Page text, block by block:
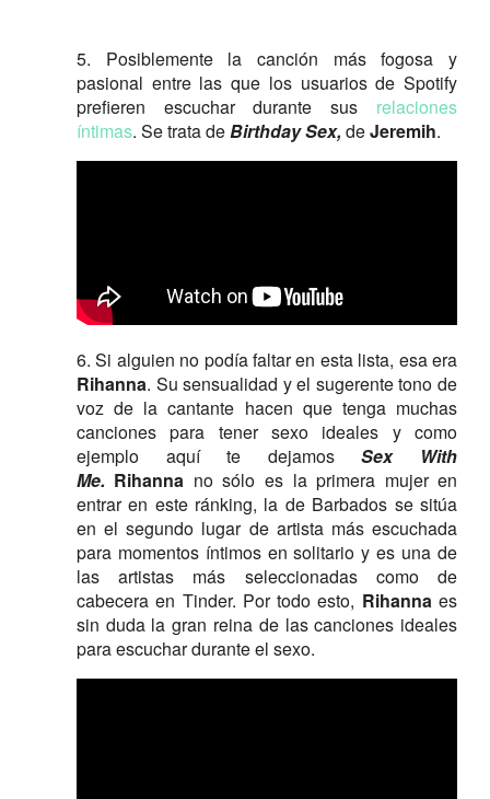
5. Posiblemente la canción más fogosa y
pasional entre las que los usuarios de Spotify
prefieren escuchar durante sus relaciones
íntimas. Se trata deBirthday Sex, deJeremih.
6. Si alguien no podía faltar en esta lista, esa era
Rihanna. Su sensualidad y el sugerente tono de
voz de la cantante hacen que tenga muchas
canciones para tener sexo ideales y como
ejemplo aquí te dejamosSex With
Me. Rihanna no sólo es la primera mujer en
entrar en este ránking, la de Barbados se sitúa
en el segundo lugar de artista más escuchada
para momentos íntimos en solitario y es una de
las artistas más seleccionadas como de
cabecera en Tinder. Por todo esto, Rihannaes
sin duda la gran reina de las canciones ideales
para escuchar durante el sexo.